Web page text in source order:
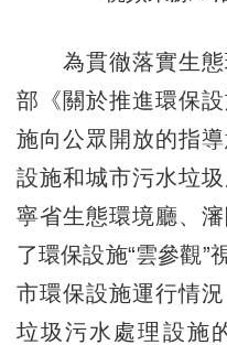
為貫徹落實生態
部《關於推進環保
施向公眾開放的指
設施和城市污水垃
寧省生態環境廳、
了環保設施“雲參觀”
市環保設施運行情
垃圾污水處理設施